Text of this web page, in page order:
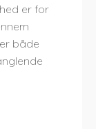
er for
både